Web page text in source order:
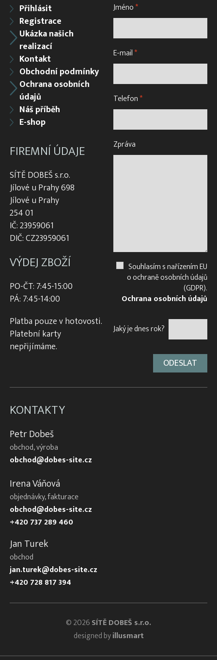
Přihlásit
Registrace
Ukázka našich
realizací
Kontakt
Obchodní podmínky
Ochrana osobních
údajů
Náš příběh
E-shop
FIREMNÍ ÚDAJE
SÍTĚ DOBEŠ s.r.o.
Jílové u Prahy 698
Jílové u Prahy
254 01
IČ: 23959061
DIČ: CZ23959061
VÝDEJ ZBOŽÍ
PO-ČT: 7:45-15:00
PÁ: 7:45-14:00
Platba pouze v hotovosti.
Platební karty
nepřijímáme.
Jméno*
E-mail*
Telefon*
Zpráva
Souhlasím s nařízením EU
o ochraně osobních údajů
(GDPR).
Ochrana osobních údajů
Jaký je dnes rok?
KONTAKTY
Petr Dobeš
obchod, výroba
obchod@dobes-site.cz
Irena Váňová
objednávky, fakturace
obchod@dobes-site.cz
+420 737 289 460
Jan Turek
obchod
jan.turek@dobes-site.cz
+420 728 817 394
© 2026SÍTĚ DOBEŠ s.r.o.
designed byillusmart